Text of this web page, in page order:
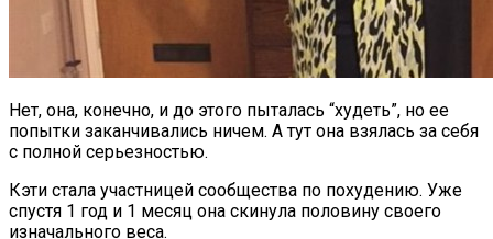
Нет, она, конечно, и до этого пыталась “худеть”, но ее
попытки заканчивались ничем. А тут она взялась за себя
с полной серьезностью.
Кэти стала участницей сообщества по похудению. Уже
спустя 1 год и 1 месяц она скинула половину своего
изначального веса.